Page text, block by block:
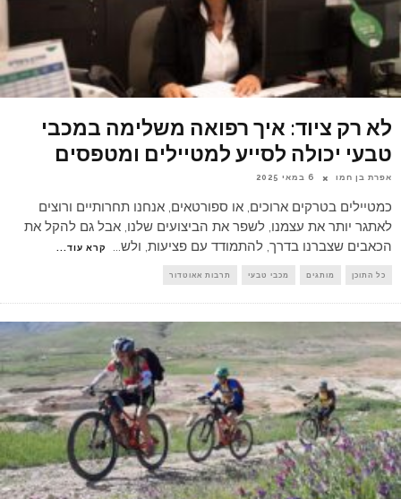
לא רק ציוד: איך רפואה משלימה במכבי
טבעי יכולה לסייע למטיילים ומטפסים
אפרת בן חמו 6 במאי 2025
כמטיילים בטרקים ארוכים, או ספורטאים, אנחנו תחרותיים ורוצים
לאתגר יותר את עצמנו, לשפר את הביצועים שלנו, אבל גם להקל את
הכאבים שצברנו בדרך, להתמודד עם פציעות, ולש... קרא עוד...
כל התוכן מותגים מכבי טבעי תרבות אאוטדור